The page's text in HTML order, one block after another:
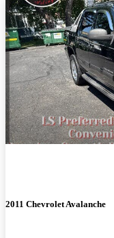
2011 Chevrolet Avalanche